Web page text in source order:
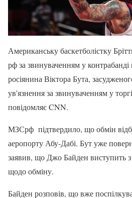
Американську баскетболістку
рф за звинуваченням у
росіянина Віктора Бута,
ув'язнення за звинуваченням у
повідомляє CNN.
МЗСрф підтвердило, що обмін
аеропорту Абу-Дабі. Бут уже
заявив, що Джо Байден виступить
щодо обміну.
Байден розповів, що вже